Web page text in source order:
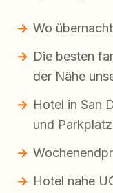
Wo
Die besten
der Nähe
Hotel in San
und Parkplatz
Hotel nahe